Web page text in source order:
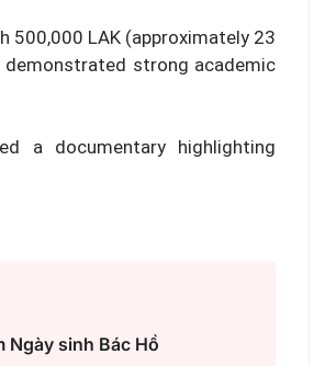
500,000 LAK (approximately 23
strong academic
a documentary highlighting
Ngày sinh Bác Hồ